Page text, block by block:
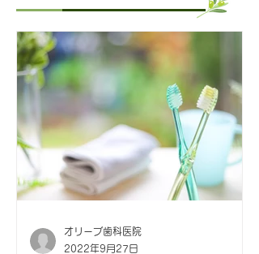
オリーブ歯科医院
2022年9月27日